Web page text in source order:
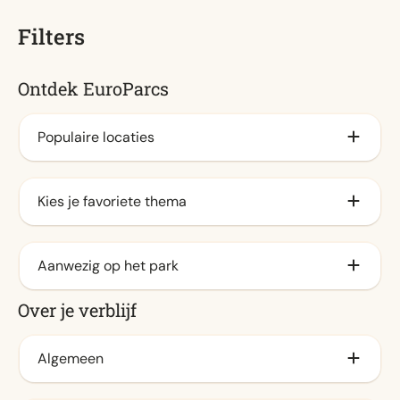
Filters
Ontdek EuroParcs
Populaire locaties
Aan de zee
Aan het veluwemeer
Achterhoek
Kies je favoriete thema
Natuur (13)
Water
Aanwezig op het park
Animatieprogramma
Buitenzwembad / Spraypark
Binnenzwembad (13)
Over je verblijf
Algemeen